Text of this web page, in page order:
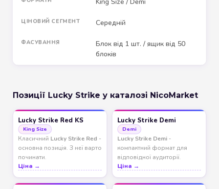
King Size / Demi
ЦІНОВИЙ СЕГМЕНТ Середній
ФАСУВАННЯ
Блок від 1 шт. / ящик від 50
блоків
Позиції Lucky Strike у каталозі NicoMarket
Lucky Strike Red KS
King Size
Класичний Lucky Strike Red -
основна позиція. З неї варто
починати.
Ціна →
Lucky Strike Demi
Demi
Lucky Strike Demi -
компактний формат для
відповідної аудиторії.
Ціна →